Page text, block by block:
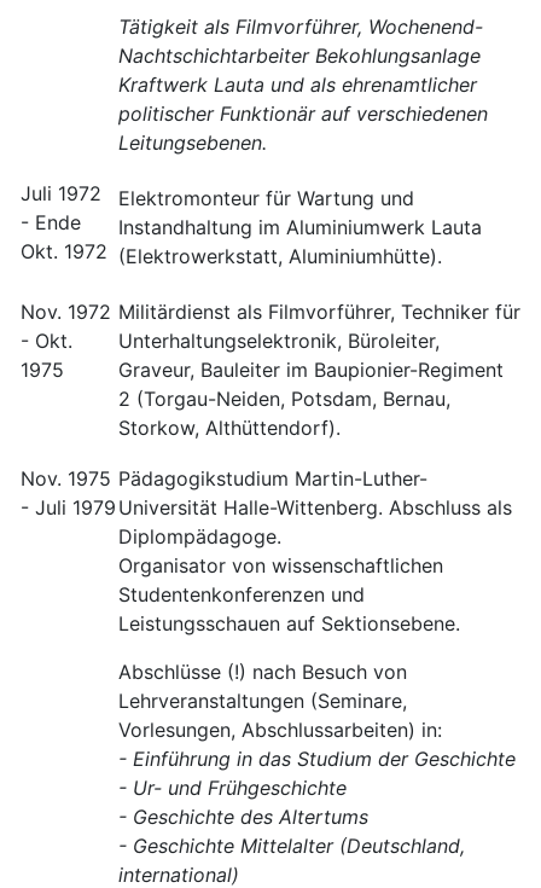
Tätigkeit als Filmvorführer, Wochenend-
Nachtschichtarbeiter Bekohlungsanlage
Kraftwerk Lauta und als ehrenamtlicher
politischer Funktionär auf verschiedenen
Leitungsebenen.
Juli 1972
- Ende
Okt. 1972
Elektromonteur für Wartung und
Instandhaltung im Aluminiumwerk Lauta
(Elektrowerkstatt, Aluminiumhütte).
Nov. 1972
- Okt.
1975
Militärdienst als Filmvorführer, Techniker für
Unterhaltungselektronik, Büroleiter,
Graveur, Bauleiter im Baupionier-Regiment
2 (Torgau-Neiden, Potsdam, Bernau,
Storkow, Althüttendorf).
Nov. 1975
- Juli 1979
Pädagogikstudium Martin-Luther-
Universität Halle-Wittenberg. Abschluss als
Diplompädagoge.
Organisator von wissenschaftlichen
Studentenkonferenzen und
Leistungsschauen auf Sektionsebene.
Abschlüsse (!) nach Besuch von
Lehrveranstaltungen (Seminare,
Vorlesungen, Abschlussarbeiten) in:
- Einführung in das Studium der Geschichte
- Ur- und Frühgeschichte
- Geschichte des Altertums
- Geschichte Mittelalter (Deutschland,
international)